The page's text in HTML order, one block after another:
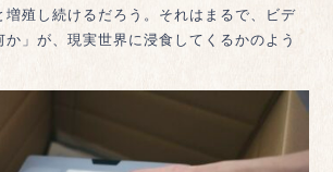
増殖し続けるだろう。それはまるで、ビデ
」が、現実世界に浸食してくるかのよう